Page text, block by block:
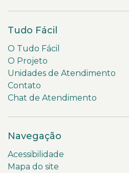
Tudo Fácil
O Tudo Fácil
O Projeto
Unidades de Atendimento
Contato
Chat de Atendimento
Navegação
Acessibilidade
Mapa do site